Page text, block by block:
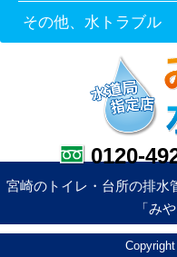
その他、水トラブル
0120-
宮崎のトイレ・台所の排水
「み